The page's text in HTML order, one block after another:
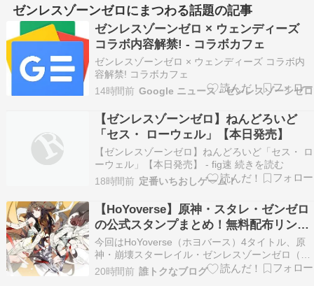
ゼンレスゾーンゼロにまつわる話題の記事
ゼンレスゾーンゼロ × ウェンディーズ
コラボ内容解禁! - コラボカフェ
ゼンレスゾーンゼロ × ウェンディーズ コラボ内
容解禁! コラボカフェ
14時間前 Google ニュース - ゼンレスゾーンゼロ
【ゼンレスゾーンゼロ】ねんどろいど
「セス・ ローウェル」【本日発売】
【ゼンレスゾーンゼロ】ねんどろいど「セス・ ロ
ーウェル」【本日発売】 - fig速 続きを読む
18時間前 定番いちおしゲーム！
【HoYoverse】原神・スタレ・ゼンゼロ
の公式スタンプまとめ！無料配布リンク
一覧！
今回はHoYoverse（ホヨバース）4タイトル、原
神・崩壊スターレイル・ゼンレスゾーンゼロ（ゼ
ンゼロ）・崩壊3rdの「公式スタンプ配布まと
め」への入口を1ページに集約しました。 こんな
20時間前 誰トクなブログ